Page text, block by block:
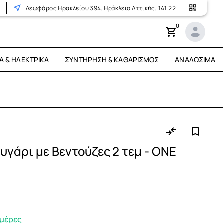
Λεωφόρος Ηρακλείου 394, Ηράκλειο Αττικής, 141 22
0
& ΗΛΕΚΤΡΙΚΆ ΣΥΝΤΉΡΗΣΗ & ΚΑΘΑΡΙΣΜΌΣ ΑΝΑΛΏΣΙΜΑ
με Βεντούζες 2 τεμ - ONE